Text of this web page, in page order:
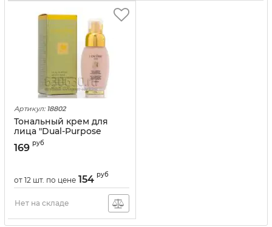
Артикул: 18802
Тональный крем для
лица "Dual-Purpose
Moisturiser Cream" 75 ml
169 руб
от 12 шт. по цене 154 руб
Нет на складе